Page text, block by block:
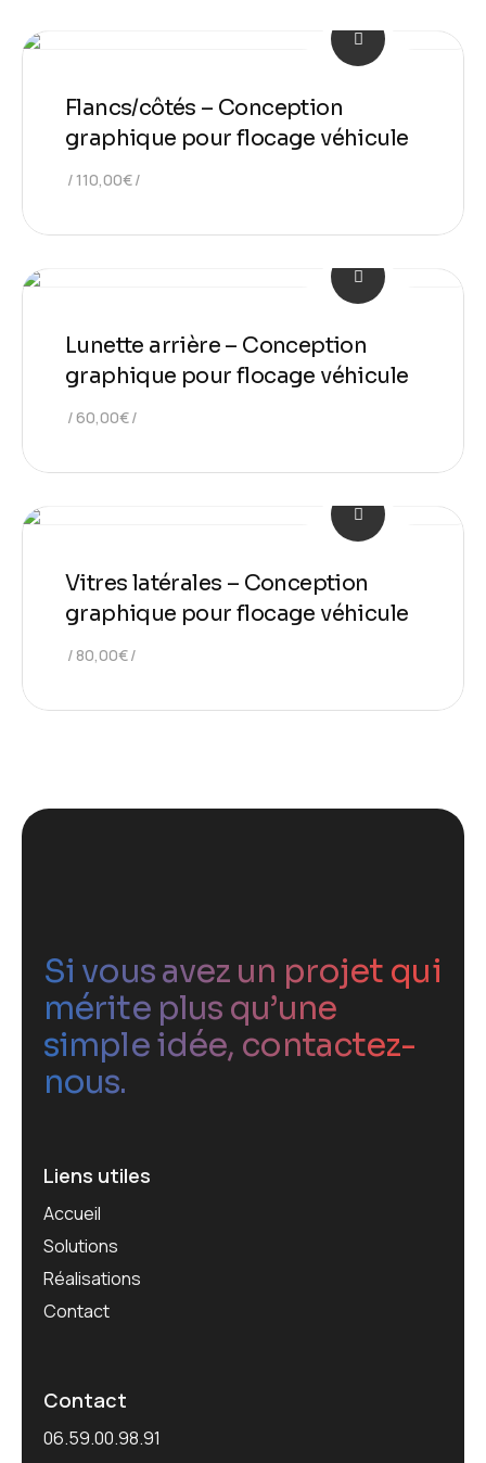
Flancs/côtés – Conception
graphique pour flocage véhicule
110,00€
Lunette arrière – Conception
graphique pour flocage véhicule
60,00€
Vitres latérales – Conception
graphique pour flocage véhicule
80,00€
Si vous avez un projet qui
mérite plus qu’une
simple idée, contactez-
nous.
Liens utiles
Accueil
Solutions
Réalisations
Contact
Contact
06.59.00.98.91